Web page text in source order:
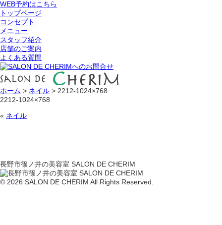
WEB予約はこちら
トップページ
コンセプト
メニュー
スタッフ紹介
店舗のご案内
よくある質問
ホーム > ネイル > 2212-1024×768
2212-1024×768
« ネイル
長野市篠ノ井の美容室 SALON DE CHERIM
© 2026 SALON DE CHERIM All Rights Reserved.